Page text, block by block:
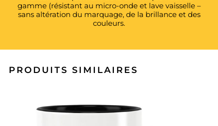
gamme (résistant au micro-onde et lave vaisselle –
sans altération du marquage, de la brillance et des
couleurs.
PRODUITS SIMILAIRES